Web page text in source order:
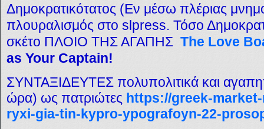
Δημοκρατικότατος (Εν μέσω πλέριας
πλουραλισμός στο slpress. Τόσο
σκέτο ΠΛΟΙΟ ΤΗΣ ΑΓΑΠΗΣ The Love
as Your Captain!
ΣΥΝΤΑΞΙΔΕΥΤΕΣ πολυπολιτικά και
ώρα) ως πατριώτες https://greek-
ryxi-gia-tin-kypro-ypografoyn-22-